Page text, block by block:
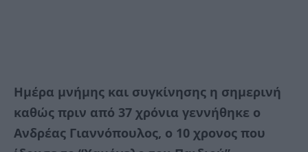
Ημέρα μνήμης και συγκίνησης η σημερινή
καθώς πριν από 37 χρόνια γεννήθηκε ο
Ανδρέας Γιαννόπουλος, ο 10 χρονος που